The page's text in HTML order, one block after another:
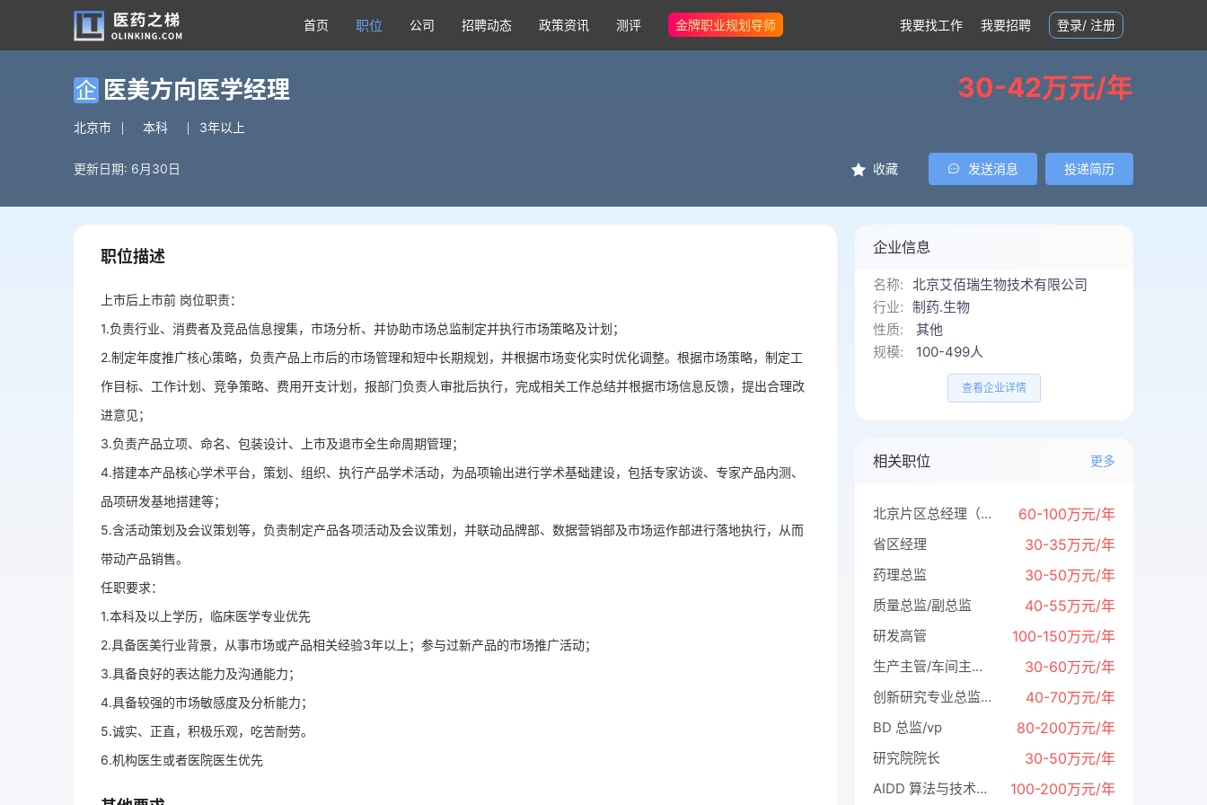
首页 职位 公司 招聘动态 政策资讯 测评 金牌职业规划导师 我要找工作 我要招聘 登录/ 注册
企 医美方向医学经理 30-42万元/年
北京市 本科 3年以上
更新日期: 6月30日 收藏 发送消息 投递简历
职位描述
上市后上市前 岗位职责：
1.负责行业、消费者及竞品信息搜集，市场分析、并协助市场总监制定并执行市场策略及计划；
2.制定年度推广核心策略，负责产品上市后的市场管理和短中长期规划，并根据市场变化实时优化调整。根据市场策略，制定工
作目标、工作计划、竞争策略、费用开支计划，报部门负责人审批后执行，完成相关工作总结并根据市场信息反馈，提出合理改
进意见；
3.负责产品立项、命名、包装设计、上市及退市全生命周期管理；
4.搭建本产品核心学术平台，策划、组织、执行产品学术活动，为品项输出进行学术基础建设，包括专家访谈、专家产品内测、
品项研发基地搭建等；
5.含活动策划及会议策划等，负责制定产品各项活动及会议策划，并联动品牌部、数据营销部及市场运作部进行落地执行，从而
带动产品销售。
任职要求：
1.本科及以上学历，临床医学专业优先
2.具备医美行业背景，从事市场或产品相关经验3年以上；参与过新产品的市场推广活动；
3.具备良好的表达能力及沟通能力；
4.具备较强的市场敏感度及分析能力；
5.诚实、正直，积极乐观，吃苦耐劳。
6.机构医生或者医院医生优先
企业信息
名称: 北京艾佰瑞生物技术有限公司
行业: 制药.生物
性质:
其他
规模:
100-499人
查看企业详情
相关职位 更多
北京片区总经理（密） 60-100万元/年
省区经理 30-35万元/年
药理总监 30-50万元/年
质量总监/副总监 40-55万元/年
研发高管 100-150万元/年
生产主管/车间主任（原料药） 30-60万元/年
创新研究专业总监/高级经理（医疗保险） 40-70万元/年
BD 总监/vp 80-200万元/年
研究院院长 30-50万元/年
AIDD 算法与技术负责人 100-200万元/年